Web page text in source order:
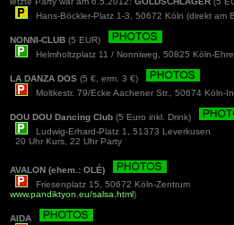
Hans-Böckler-Platz 1-3, 50672 Köln (direkt am
NONNI-CLUB (5 EUR)
Helmholtzplatz 11 / Nonniweg, 50825 Köln-
LA DANZA DOS (5 €, erm. 3 €)
Moltkestr. 79/Ecke Aachener Str., 50674 Köln-
DOU DOU Dancing Club (5 Euro inkl. Drink)
Ludwig-Erhard-Platz 1, 51373 Leverkusen
20 Uhr Kurs, 22 Uhr Party
AVALON (ehem.: OLÉ)
Friesenplatz 15, 50672 Köln-Zentrum
www.pandiktyon.eu/salsa.html)
AIDA